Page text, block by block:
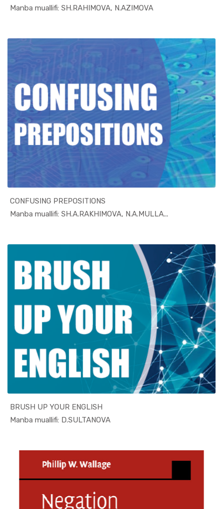
Manba muallifi: SH.RAHIMOVA, N.AZIMOVA
In Xizmat ...
CONFUSING PREPOSITIONS
Manba muallifi: SH.A.RAKHIMOVA, N.A.MULLA...
In Xizmat ...
BRUSH UP YOUR ENGLISH
Manba muallifi: D.SULTANOVA
In Xizmat ...